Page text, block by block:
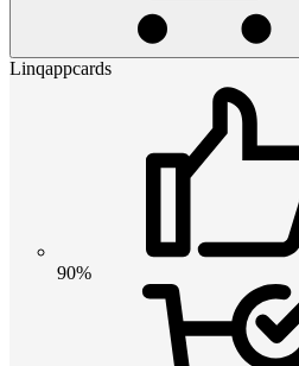
Linqappcards
90%